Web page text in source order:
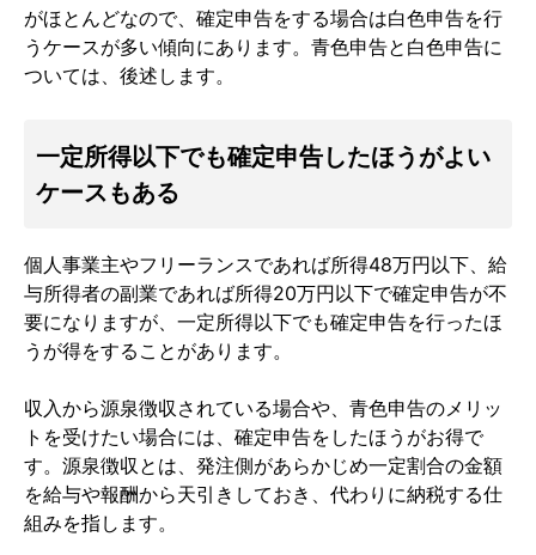
がほとんどなので、確定申告をする場合は白色申告を行
うケースが多い傾向にあります。青色申告と白色申告に
ついては、後述します。
一定所得以下でも確定申告したほうがよい
ケースもある
個人事業主やフリーランスであれば所得48万円以下、給
与所得者の副業であれば所得20万円以下で確定申告が不
要になりますが、一定所得以下でも確定申告を行ったほ
うが得をすることがあります。
収入から源泉徴収されている場合や、青色申告のメリッ
トを受けたい場合には、確定申告をしたほうがお得で
す。源泉徴収とは、発注側があらかじめ一定割合の金額
を給与や報酬から天引きしておき、代わりに納税する仕
組みを指します。